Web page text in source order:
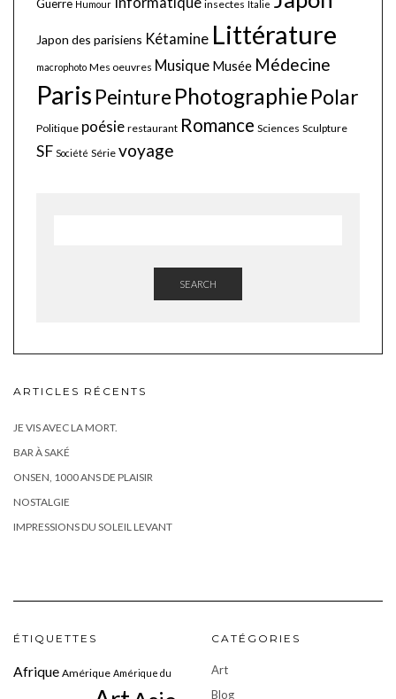
Guerre Humour insectes Italie
Japon des parisiens Kétamine Littérature
macrophoto Mes oeuvres Musique Musée Médecine
Paris Peinture PhotographiePolar
Politique poésie restaurant Romance Sciences Sculpture
SF Société Série voyage
SEARCH
ARTICLES RÉCENTS
JE VIS AVEC LA MORT.
BAR À SAKÉ
ONSEN, 1000 ANS DE PLAISIR
NOSTALGIE
IMPRESSIONS DU SOLEIL LEVANT
ÉTIQUETTES
Afrique Amérique Amérique du
CATÉGORIES
Art
Blog